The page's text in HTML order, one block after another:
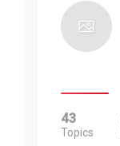
43
Topics